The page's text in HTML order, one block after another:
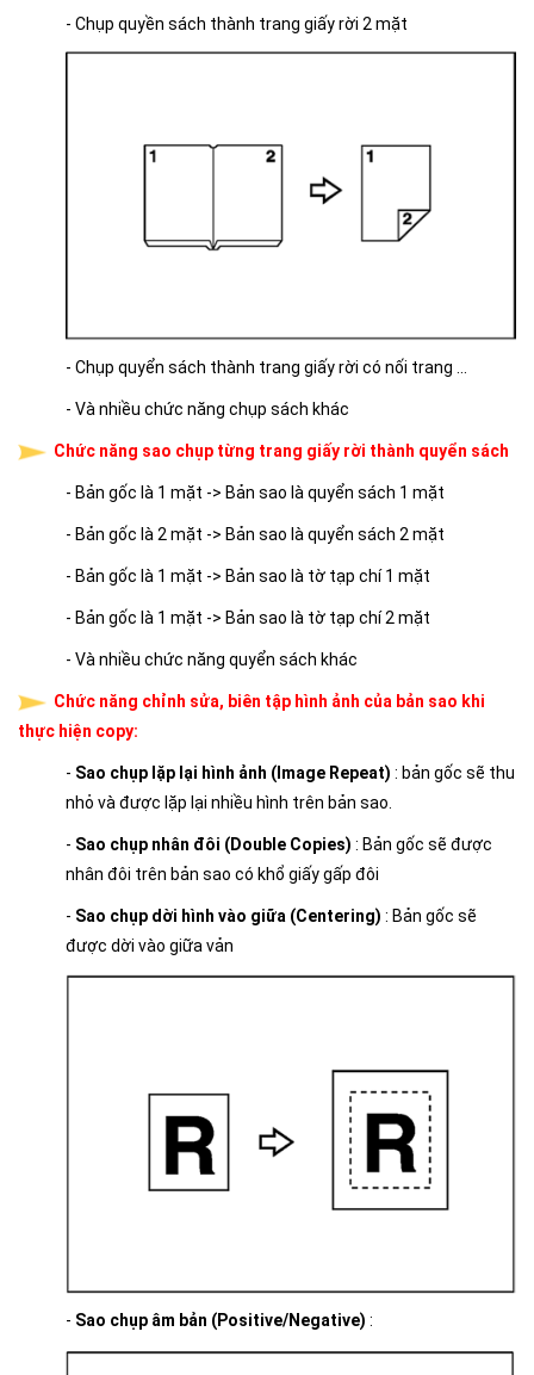
- Chụp quyền sách thành trang giấy rời 2 mặt
- Chụp quyển sách thành trang giấy rời có nối trang ...
- Và nhiều chức năng chụp sách khác
Chức năng sao chụp từng trang giấy rời thành quyển sách
- Bản gốc là 1 mặt -> Bản sao là quyển sách 1 mặt
- Bản gốc là 2 mặt -> Bản sao là quyển sách 2 mặt
- Bản gốc là 1 mặt -> Bản sao là tờ tạp chí 1 mặt
- Bản gốc là 1 mặt -> Bản sao là tờ tạp chí 2 mặt
- Và nhiều chức năng quyển sách khác
Chức năng chỉnh sửa, biên tập hình ảnh của bản sao khi
thực hiện copy:
- Sao chụp lặp lại hình ảnh (Image Repeat) : bản gốc sẽ thu
nhỏ và được lặp lại nhiều hình trên bản sao.
- Sao chụp nhân đôi (Double Copies) : Bản gốc sẽ được
nhân đôi trên bản sao có khổ giấy gấp đôi
- Sao chụp dời hình vào giữa (Centering) : Bản gốc sẽ
được dời vào giữa vản
- Sao chụp âm bản (Positive/Negative) :